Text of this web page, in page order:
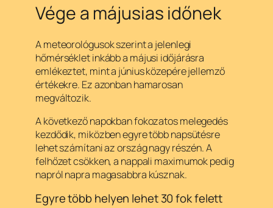
Vége a májusias időnek
A meteorológusok szerint a jelenlegi
hőmérséklet inkább a májusi időjárásra
emlékeztet, mint a június közepére jellemző
értékekre. Ez azonban hamarosan
megváltozik.
A következő napokban fokozatos melegedés
kezdődik, miközben egyre több napsütésre
lehet számítani az ország nagy részén. A
felhőzet csökken, a nappali maximumok pedig
napról napra magasabbra kúsznak.
Egyre több helyen lehet 30 fok felett